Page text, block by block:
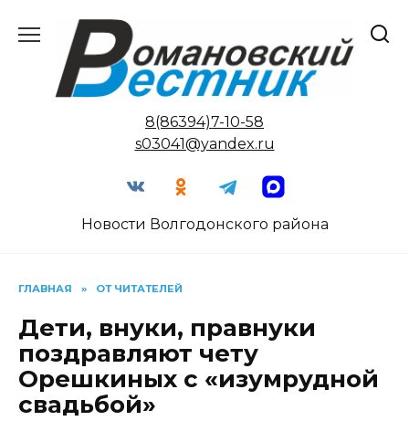
содержанию
8(86394)7-10-58
s03041@yandex.ru
Новости Волгодонского района
ГЛАВНАЯ » ОТ ЧИТАТЕЛЕЙ
Дети, внуки, правнуки
поздравляют чету
Орешкиных с «изумрудной
свадьбой»